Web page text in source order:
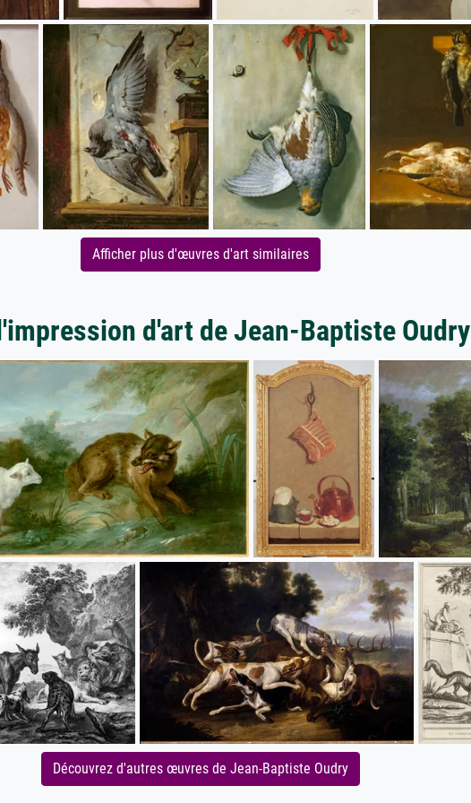
Afficher plus d'œuvres d'art similaires
d'art de Jean-Baptiste Oudry
Découvrez d'autres œuvres de Jean-Baptiste Oudry